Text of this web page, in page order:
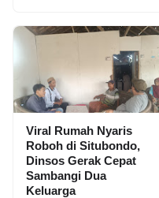
Viral Rumah Nyaris
Roboh di Situbondo,
Dinsos Gerak Cepat
Sambangi Dua
Keluarga